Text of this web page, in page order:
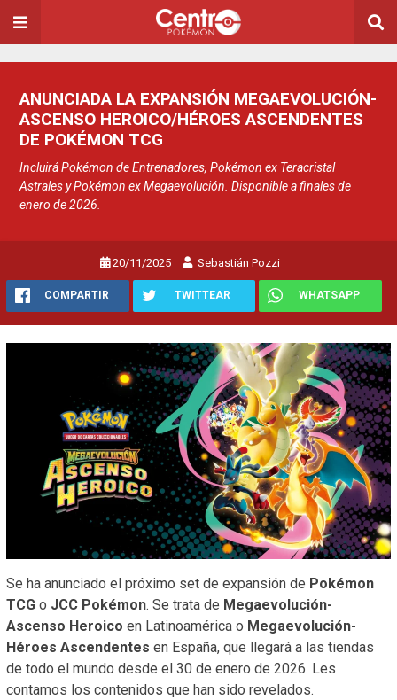
ANUNCIADA LA EXPANSIÓN MEGAEVOLUCIÓN-
ASCENSO HEROICO/HÉROES ASCENDENTES
DE POKÉMON TCG
Incluirá Pokémon de Entrenadores, Pokémon ex Teracristal
Astrales y Pokémon ex Megaevolución. Disponible a finales de
enero de 2026.
20/11/2025 Sebastián Pozzi
COMPARTIR TWITTEAR WHATSAPP
Se ha anunciado el próximo set de expansión de Pokémon
TCG o JCC Pokémon. Se trata de Megaevolución-
Ascenso Heroico en Latinoamérica o Megaevolución-
Héroes Ascendentes en España, que llegará a las tiendas
de todo el mundo desde el 30 de enero de 2026. Les
contamos los contenidos que han sido revelados.